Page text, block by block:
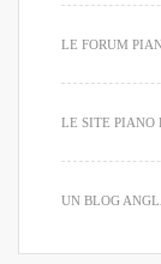
LE FORUM
LE SITE PIANO
UN BLOG